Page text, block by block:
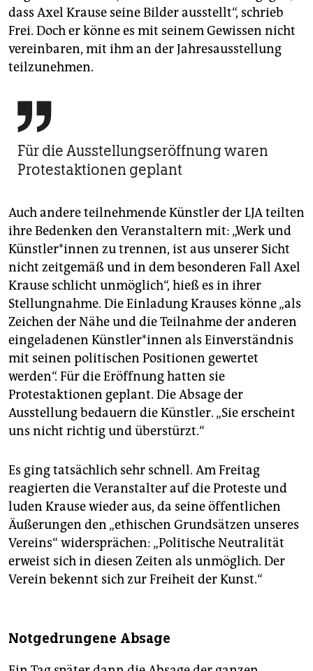
dass Axel Krause seine Bilder ausstellt“, schrieb
Frei. Doch er könne es mit seinem Gewissen nicht
vereinbaren, mit ihm an der Jahresausstellung
teilzunehmen.

Für die Ausstellungseröffnung waren
Protestaktionen geplant
Auch andere teilnehmende Künstler der LJA teilten
ihre Bedenken den Veranstaltern mit: „Werk und
Künstler*innen zu trennen, ist aus unserer Sicht
nicht zeitgemäß und in dem besonderen Fall Axel
Krause schlicht unmöglich“, hieß es in ihrer
Stellungnahme. Die Einladung Krauses könne „als
Zeichen der Nähe und die Teilnahme der anderen
eingeladenen Künstler*innen als Einverständnis
mit seinen politischen Positionen gewertet
werden“. Für die Eröffnung hatten sie
Protestaktionen geplant. Die Absage der
Ausstellung bedauern die Künstler. „Sie erscheint
uns nicht richtig und überstürzt.“
Es ging tatsächlich sehr schnell. Am Freitag
reagierten die Veranstalter auf die Proteste und
luden Krause wieder aus, da seine öffentlichen
Äußerungen den „ethischen Grundsätzen unseres
Vereins“ widersprächen: „Politische Neutralität
erweist sich in diesen Zeiten als unmöglich. Der
Verein bekennt sich zur Freiheit der Kunst.“
Notgedrungene Absage